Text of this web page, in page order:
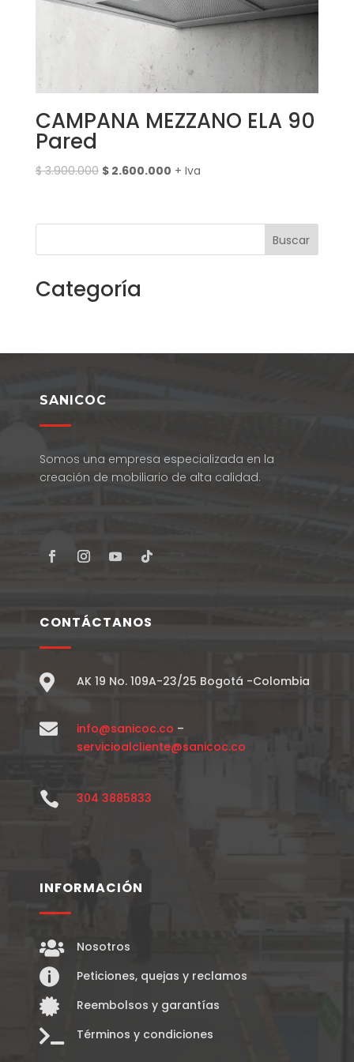
CAMPANA MEZZANO ELA 90
Pared
$3.900.000 El
era:
$2.600.000El
es:
+ Iva
Buscar
Categoría
SANICOC
Somos una empresa especializada en la
creación de mobiliario de alta calidad.
CONTÁCTANOS
 AK 19 No. 109A-23/25 Bogotá -Colombia
 info@sanicoc.co –
servicioalcliente@sanicoc.co
 304 3885833
INFORMACIÓN
 Nosotros
 Peticiones, quejas y reclamos
 Reembolsos y garantías
 Términos y condiciones